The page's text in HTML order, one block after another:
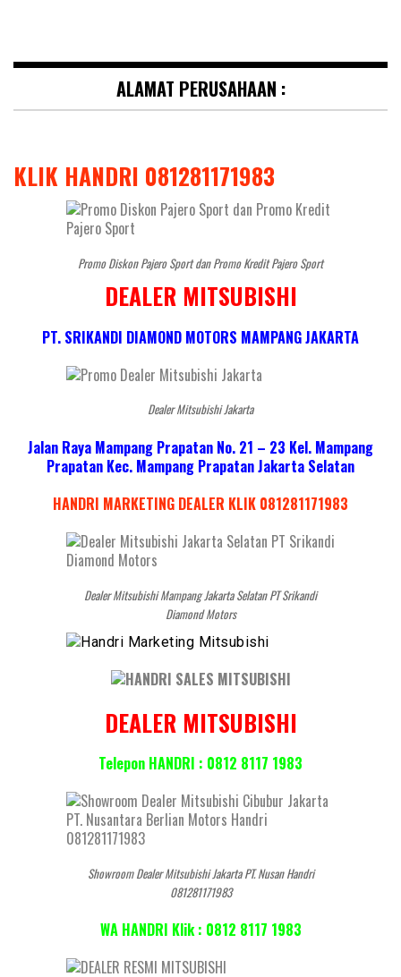
ALAMAT PERUSAHAAN :
KLIK HANDRI 081281171983
Promo Diskon Pajero Sport dan Promo Kredit Pajero Sport
DEALER MITSUBISHI
PT. SRIKANDI DIAMOND MOTORS MAMPANG JAKARTA
Dealer Mitsubishi Jakarta
Jalan Raya Mampang Prapatan No. 21 – 23 Kel. Mampang
Prapatan Kec. Mampang Prapatan Jakarta Selatan
HANDRI MARKETING DEALER KLIK 081281171983
Dealer Mitsubishi Mampang Jakarta Selatan PT Srikandi
Diamond Motors
DEALER MITSUBISHI
Telepon HANDRI : 0812 8117 1983
Showroom Dealer Mitsubishi Jakarta PT. Nusan Handri
081281171983
WA HANDRI Klik : 0812 8117 1983